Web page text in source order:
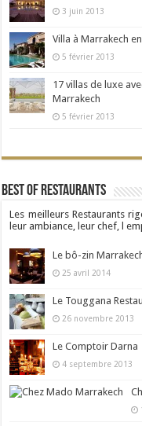
3 juin 2013
Villa à Marrakech
5 février 2013
17 villas de luxe
Marrakech
5 février 2013
Best Of Restaurants
Les meilleurs Restaurants
leur ambiance, leur chef, l
Le bô-zin
25 avril 2014
Le Touggana
26 novembre 2013
Le Comptoir Darna
4 septembre 2013